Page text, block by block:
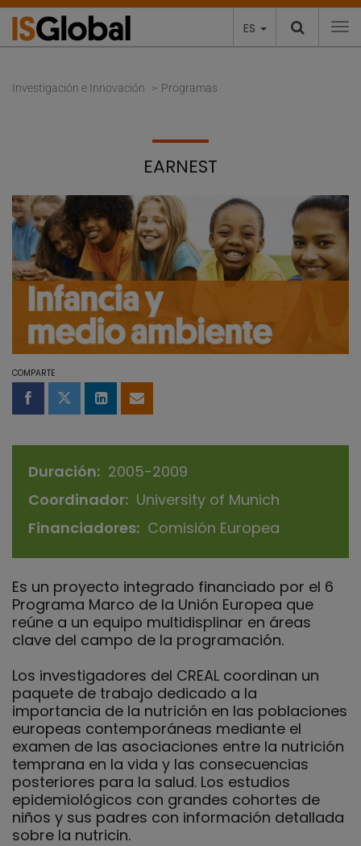
ES
Investigación e Innovación Programas
EARNEST
COMPARTE
Compartir en Facebook
Compartir en Twitter
Compartir en LinkedIn
Compartir por email
Duración
2005-2009
Coordinador University of Munich
Financiadores Comisión Europea
Es un proyecto integrado financiado por el 6
Programa Marco de la Unión Europea que
reúne a un equipo multidisplinar en áreas
clave del campo de la programación.
Los investigadores del CREAL coordinan un
paquete de trabajo dedicado a la
importancia de la nutrición en las poblaciones
europeas contemporáneas mediante el
examen de las asociaciones entre la nutrición
temprana en la vida y las consecuencias
posteriores para la salud. Los estudios
epidemiológicos con grandes cohortes de
niños y sus padres con información detallada
sobre la nutricin.